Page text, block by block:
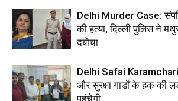
Delhi Murder Case:
की हत्या, दिल्ली पुलिस ने
दबोचा
Delhi Safai Karamchari:
और सुरक्षा गार्डों के हक की
पहुंचेगी